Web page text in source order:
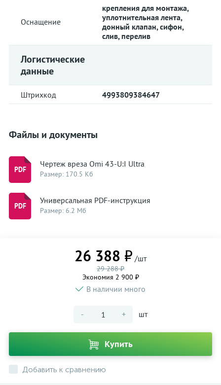
Оснащение
крепления для монтажа,
уплотнительная лента,
донный клапан, сифон,
слив, перелив
Логистические
данные
Штрихкод 4993809384647
Файлы и документы
Чертеж вреза Omi 43-U:I Ultra
Размер: 170.5 Кб
Универсальная PDF-инструкция
Размер: 6.2 Мб
26 388 ₽ /шт
29 288 ₽
Экономия 2 900 ₽
В наличии много
- + шт
Купить
Добавить к сравнению